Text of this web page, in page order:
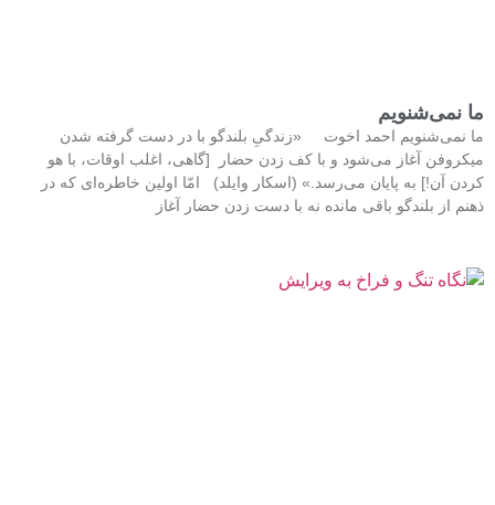
ما نمی‌شنویم
ما نمی‌شنویم احمد اخوت «زندگیِ بلندگو با در دست گرفته شدن
میکروفن آغاز می‌شود و با کف زدن حضار [گاهی، اغلب اوقات، با هو
کردن آن!] به پایان می‌رسد.» (اسکار وایلد) امّا اولین خاطره‌ای که در
ذهنم از بلندگو باقی مانده نه با دست زدن حضار آغاز